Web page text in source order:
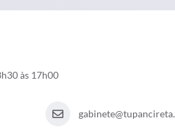
às 17h00